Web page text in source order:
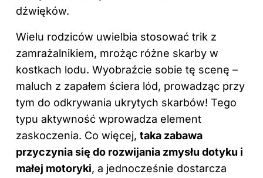
dźwięków.
Wielu rodziców uwielbia stosować trik z
zamrażalnikiem, mrożąc różne skarby w
kostkach lodu. Wyobraźcie sobie tę scenę –
maluch z zapałem ściera lód, prowadząc przy
tym do odkrywania ukrytych skarbów! Tego
typu aktywność wprowadza element
zaskoczenia. Co więcej, taka zabawa
przyczynia się do rozwijania zmysłu dotyku i
małej motoryki, a jednocześnie dostarcza